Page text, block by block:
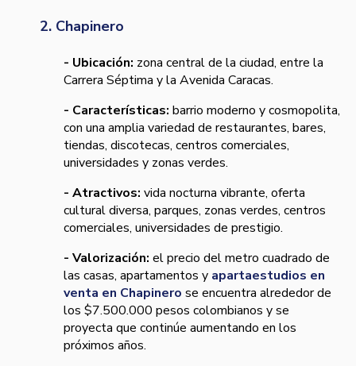
2. Chapinero
- Ubicación: zona central de la ciudad, entre la
Carrera Séptima y la Avenida Caracas.
- Características: barrio moderno y cosmopolita,
con una amplia variedad de restaurantes, bares,
tiendas, discotecas, centros comerciales,
universidades y zonas verdes.
- Atractivos: vida nocturna vibrante, oferta
cultural diversa, parques, zonas verdes, centros
comerciales, universidades de prestigio.
- Valorización: el precio del metro cuadrado de
las casas, apartamentos y apartaestudios en
venta en Chapinero se encuentra alrededor de
los $7.500.000 pesos colombianos y se
proyecta que continúe aumentando en los
próximos años.